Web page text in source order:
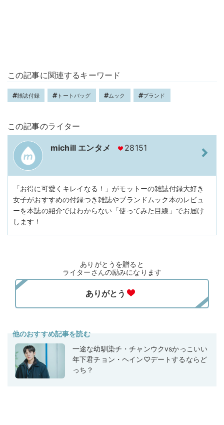
この記事に関連するキーワード
雑誌付録 トートバッグ ムック ブランド
この記事のライター
michill エンタメ 28151
「お得に可愛くキレイなる！」がモットーの雑誌付録大好き
女子がおすすめの付録つき雑誌やブランドムック本のレビュ
ーを本誌の紹介ではわからない「使ってみた目線」でお届け
します！
ありがとうを贈ると
ライターさんの励みになります
他のおすすめ記事を読む
一途な幼馴染チ・チャンウクvsかっこいい
年下君チョン・ヘイン♡デートするならど
っち？